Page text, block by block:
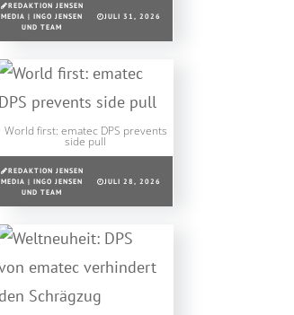
REDAKTION JENSEN
MEDIA | INGO JENSEN
UND TEAM
JULI 31, 2026
World first: ematec DPS prevents
side pull
REDAKTION JENSEN
MEDIA | INGO JENSEN
UND TEAM
JULI 28, 2026